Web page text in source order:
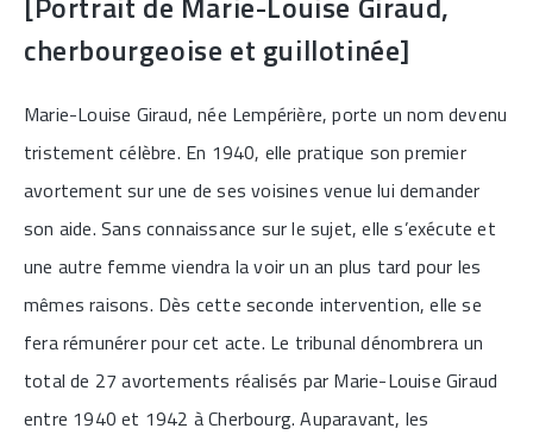
cherbourgeoise et guillotinée]
Marie-Louise Giraud, née Lempérière, porte un nom devenu
tristement célèbre. En 1940, elle pratique son premier
avortement sur une de ses voisines venue lui demander
son aide. Sans connaissance sur le sujet, elle s’exécute et
une autre femme viendra la voir un an plus tard pour les
mêmes raisons. Dès cette seconde intervention, elle se
fera rémunérer pour cet acte. Le tribunal dénombrera un
total de 27 avortements réalisés par Marie-Louise Giraud
entre 1940 et 1942 à Cherbourg. Auparavant, les